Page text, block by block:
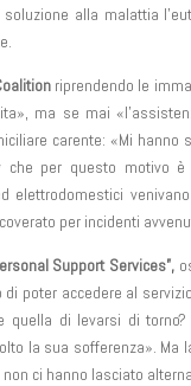
soluzione alla malattia
riprendendo le
ma se mai
carente: «Mi
per questo motivo
elettrodomestici
per incidenti
Support Services”,
poter accedere al
di levarsi di
la sua sofferenza». Ma
ci hanno lasciato